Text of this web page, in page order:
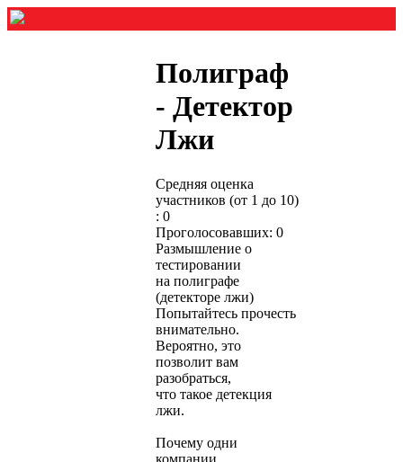
Полиграф
- Детектор
Лжи
Средняя оценка
участников (от 1 до 10)
: 0
Проголосовавших: 0
Размышление о
тестировании
на полиграфе
(детекторе лжи)
Попытайтесь прочесть
внимательно.
Вероятно, это
позволит вам
разобраться,
что такое детекция
лжи.
Почему одни
компании